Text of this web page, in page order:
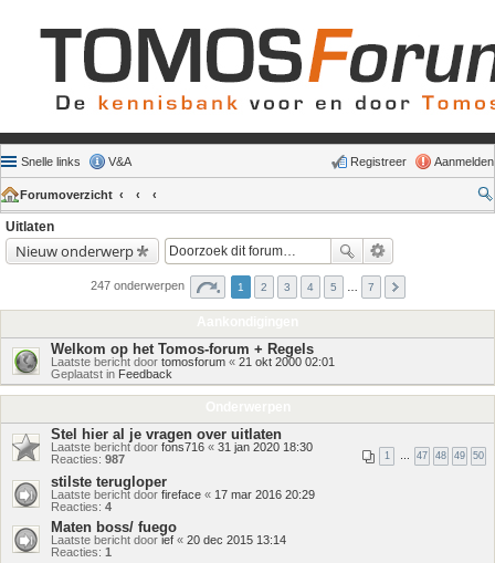
Snelle links V&A Aanmelden
Registreer
Forumoverzicht
Uitlaten
Nieuw onderwerp
247 onderwerpen 1 2 3 4 5 7
Welkom op het Tomos-forum + Regels
Laatste bericht door tomosforum « 21 okt 2000 02:01
Geplaatst in Feedback
Stel hier al je vragen over uitlaten
Laatste bericht door fons716 « 31 jan 2020 18:30
Reacties: 987 1 … 47 48 49 50
stilste terugloper
Laatste bericht door fireface « 17 mar 2016 20:29
Reacties: 4
Maten boss/ fuego
Laatste bericht doorief « 20 dec 2015 13:14
Reacties: 1